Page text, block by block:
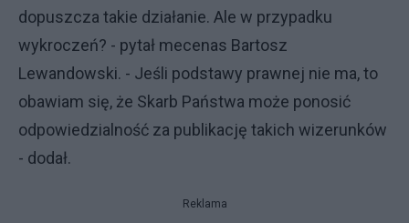
dopuszcza takie działanie. Ale w przypadku
wykroczeń? - pytał mecenas Bartosz
Lewandowski. - Jeśli podstawy prawnej nie ma, to
obawiam się, że Skarb Państwa może ponosić
odpowiedzialność za publikację takich wizerunków
- dodał.
Reklama